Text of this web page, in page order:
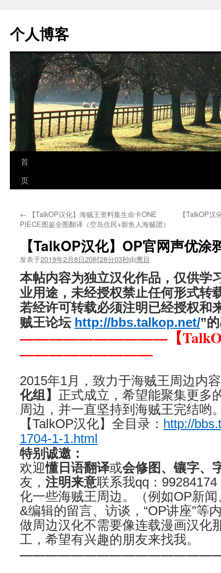
个人博客
跳
至
文
首
页
← 【TalkOP汉化】海贼王资料集生命卡ONE
PIECE图鉴全图翻译（空岛住民+新鱼人海贼团）
【TalkOP
【TalkOP汉化】OP官网声优
发表于2019年2月8日20时28分03秒由鹰目
本帖内容为独立汉化作品，仅供学
业用途，未经授权禁止任何形式转
若经许可转载必须注明已经授权和
贼王论坛 http://bbs.talkop.net/”
——————————【TalkOP
—————————
2015年1月，致力于海贼王周边内
化组】 正式成立，希望能聚集更多
周边，并一直坚持到海贼王完结哟
【TalkOP汉化】全目录： http://
1704-1-1.html
特别诚邀：
欢迎懂日语翻译或会修图、镶字、
友， 注明来意联系我qq：
化一些海贼王周边。（例如OP新
&编辑的留言、访谈，“OP讲座”等
做周边汉化不需要像连载漫画汉化
工，希望有兴趣的朋友来找我。